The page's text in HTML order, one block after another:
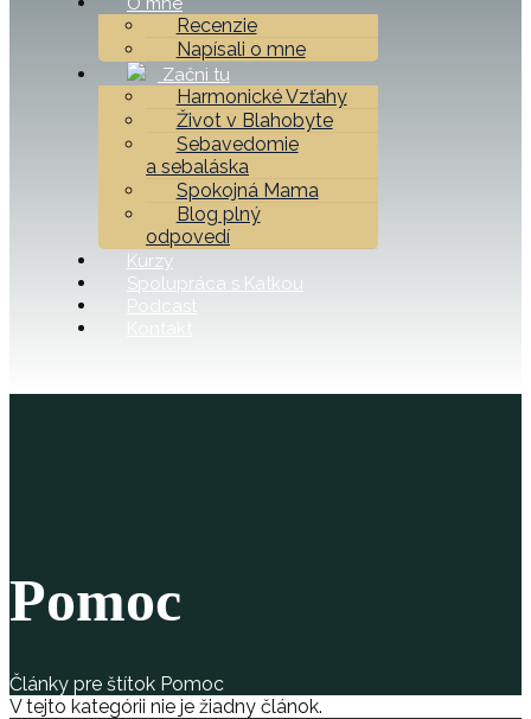
Recenzie
Napísali o mne
Začni tu
Harmonické Vzťahy
Život v Blahobyte
Sebavedomie
a sebaláska
Spokojná Mama
Blog plný
odpovedí
Kurzy
Spolupráca s Katkou
Podcast
Pomoc
Články pre štítok Pomoc
V tejto kategórii nie je žiadny článok.